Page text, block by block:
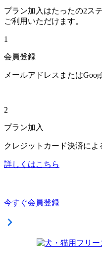
プラン加入はたったの2ス
ご利用いただけます。
1
会員登録
メールアドレスまたは
2
プラン加入
クレジットカード決済によ
詳しくはこちら
今すぐ会員登録